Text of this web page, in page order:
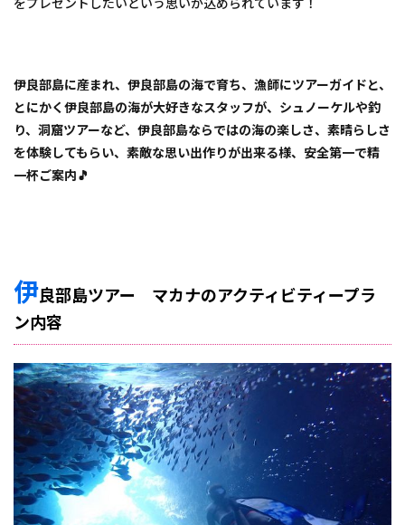
伊良部島に産まれ、伊良部島の海で育ち、漁師にツアーガイドと、
とにかく伊良部島の海が大好きなスタッフが、シュノーケルや釣
り、洞窟ツアーなど、伊良部島ならではの海の楽しさ、素晴らしさ
を体験してもらい、素敵な思い出作りが出来る様、安全第一で精
一杯ご案内🎵
伊良部島ツアー マカナのアクティビティープラ
ン内容